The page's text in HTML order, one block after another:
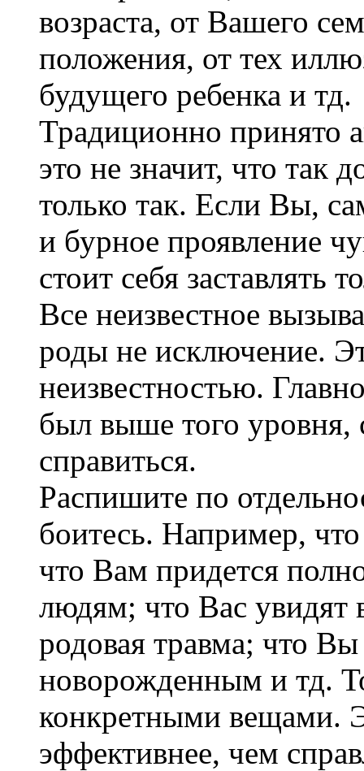
возраста, от Вашего
положения, от тех
будущего ребенка и тд.
Традиционно принято
это не значит, что так
только так. Если Вы,
и бурное проявление
стоит себя заставлять
Все неизвестное
роды не исключение.
неизвестностью.
был выше того
справиться.
Распишите по
боитесь. Например,
что Вам придется
людям; что Вас увидят
родовая травма; что Вы
новорожденным и тд.
конкретными вещами.
эффективнее, чем